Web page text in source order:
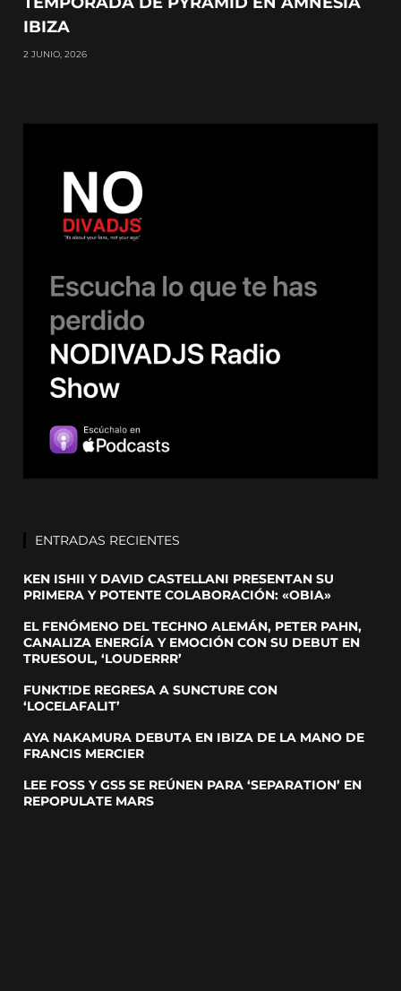
IBIZA
2 JUNIO, 2026
ENTRADAS RECIENTES
KEN ISHII Y DAVID CASTELLANI PRESENTAN SU
PRIMERA Y POTENTE COLABORACIÓN: «OBIA»
EL FENÓMENO DEL TECHNO ALEMÁN, PETER PAHN,
CANALIZA ENERGÍA Y EMOCIÓN CON SU DEBUT EN
TRUESOUL, ‘LOUDERRR’
FUNKT!DE REGRESA A SUNCTURE CON
‘LOCELAFALIT’
AYA NAKAMURA DEBUTA EN IBIZA DE LA MANO DE
FRANCIS MERCIER
LEE FOSS Y GS5 SE REÚNEN PARA ‘SEPARATION’ EN
REPOPULATE MARS